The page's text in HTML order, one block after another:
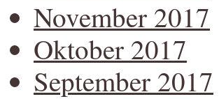
November 2017
Oktober 2017
September 2017